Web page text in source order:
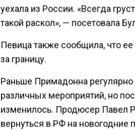
уехала из России. «Всегда
такой раскол», — посетовала
Певица также сообщила, что
за границу.
Раньше Примадонна регулярно
различных мероприятий, но
изменилось. Продюсер Павел
вернуться в РФ на новогодние